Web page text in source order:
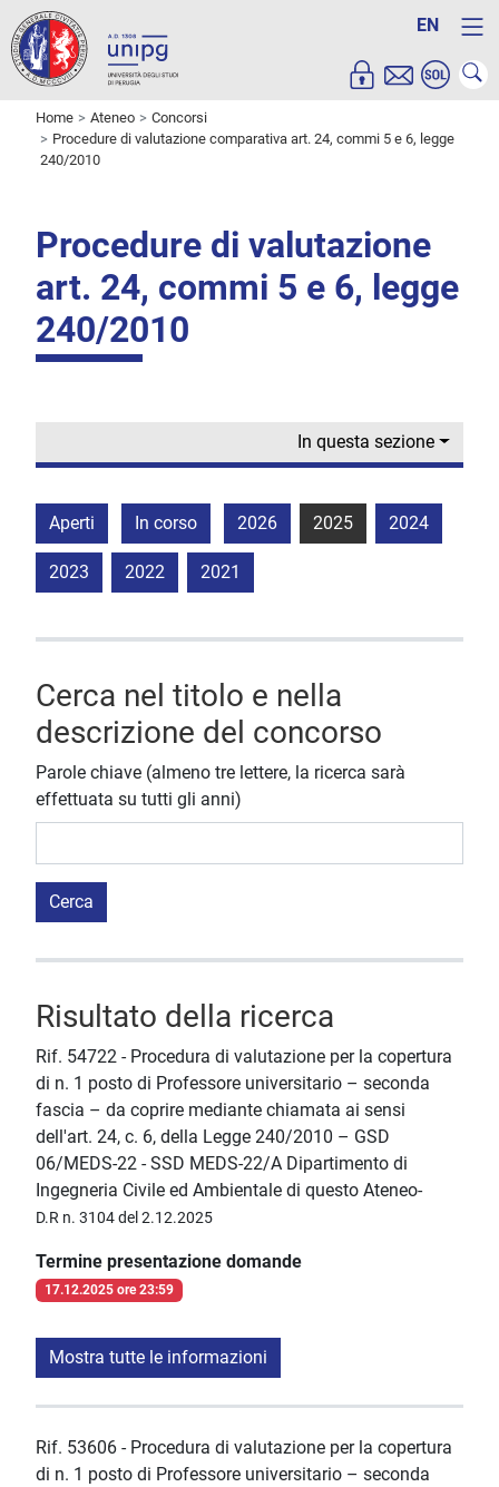
EN
Home Ateneo
Concorsi
Procedure di valutazione comparativa art. 24, commi 5 e 6, legge
240/2010
Procedure di valutazione
art. 24, commi 5 e 6, legge
240/2010
In questa sezione
Aperti In corso 2026 2025 2024
2023 2022 2021
Cerca nel titolo e nella
descrizione del concorso
Parole chiave (almeno tre lettere, la ricerca sarà
effettuata su tutti gli anni)
Cerca
Risultato della ricerca
Rif. 54722 - Procedura di valutazione per la copertura
di n. 1 posto di Professore universitario – seconda
fascia – da coprire mediante chiamata ai sensi
dell'art. 24, c. 6, della Legge 240/2010 – GSD
06/MEDS-22 - SSD MEDS-22/A Dipartimento di
Ingegneria Civile ed Ambientale di questo Ateneo-
D.R n. 3104 del 2.12.2025
Termine presentazione domande
17.12.2025 ore 23:59
Mostra tutte le informazioni
Rif. 53606 - Procedura di valutazione per la copertura
di n. 1 posto di Professore universitario – seconda